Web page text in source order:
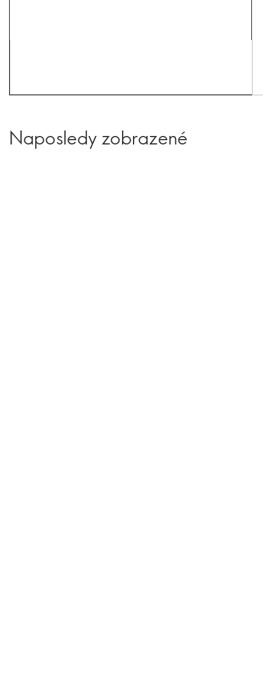
Naposledy zobrazené